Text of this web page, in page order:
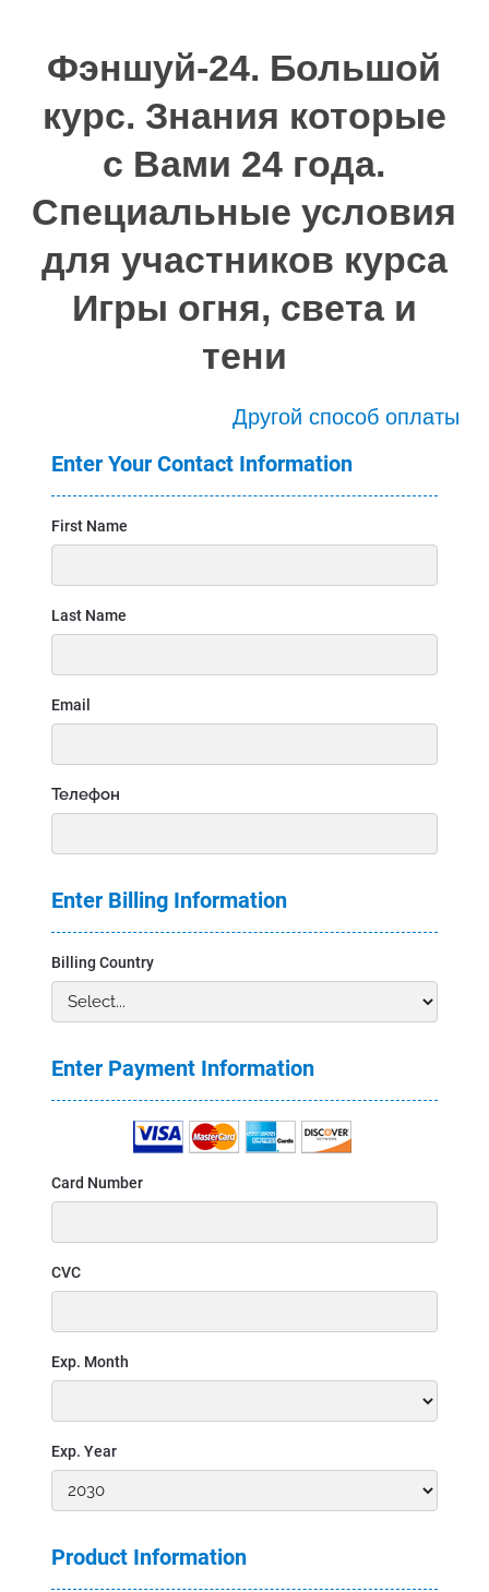
Фэншуй-24. Большой
курс. Знания которые
с Вами 24 года.
Специальные условия
для участников курса
Игры огня, света и
тени
Другой способ оплаты